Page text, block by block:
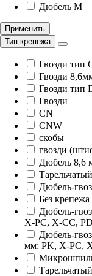
Дюбель М
Применить
Тип крепежа
Гвозди тип
Гвозди
Гвозди тип
Гвозди
CN
CNW
скобы
гвозди
Дюбель 8,6
Дюбель-
Без крепежа
Дюбель-
X-PC, X-CC,
Дюбель-
мм: PK, X-PC,